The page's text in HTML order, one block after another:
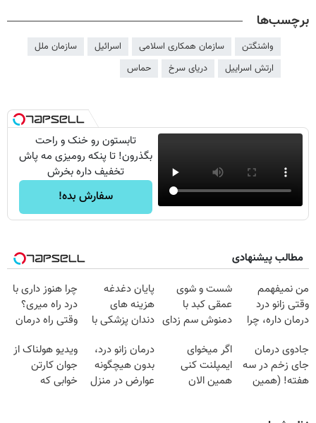
برچسب‌ها
واشنگتن سازمان همکاری اسلامی اسرائیل
سازمان ملل
ارتش اسراییل
دریای سرخ حماس
تابستون رو خنک و راحت
بگذرون! تا پنکه رومیزی مه پاش
تخفیف داره بخرش
سفارش بده!
مطالب پیشنهادی
من نمیفهمم
وقتی زانو درد
درمان داره، چرا
تحمل میکنی؟❗
شست و شوی
عمقی کبد با
دمنوش سم زدای
پایان دغدغه
هزینه های
دندان پزشکی با
خانگی
چرا هنوز داری با
درد راه میری؟
وقتی راه درمان
جادوی درمان
جای زخم در سه
هفته! (همین
اگر میخوای
ایمپلنت کنی
همین الان
درمان زانو درد،
بدون هیچگونه
عوارض در منزل
ویدیو هولناک از
جوان کارتن
خوابی که